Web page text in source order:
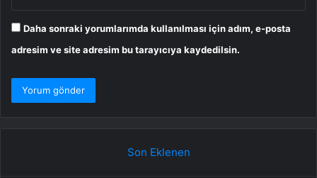
Daha sonraki yorumlarımda kullanılması için adım, e-posta
adresim ve site adresim bu tarayıcıya kaydedilsin.
Son Eklenen